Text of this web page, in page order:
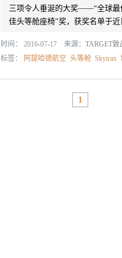
三项令人垂涎的大奖——“全球最
佳头等舱座椅”奖，获奖名单于
时间： 2016-07-17 来源： TARGET致
标签：
阿提哈德航空 头等舱 Skytrax
1